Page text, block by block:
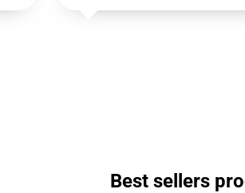
Best sellers